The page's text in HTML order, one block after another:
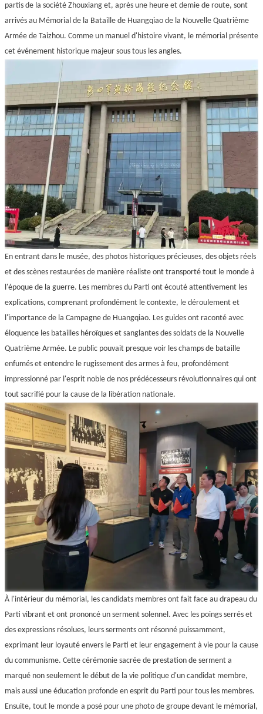
partis de la société Zhouxiang et, après une heure et demie de route, sont
arrivés au Mémorial de la Bataille de Huangqiao de la Nouvelle Quatrième
Armée de Taizhou. Comme un manuel d'histoire vivant, le mémorial présente
cet événement historique majeur sous tous les angles.
En entrant dans le musée, des photos historiques précieuses, des objets réels
et des scènes restaurées de manière réaliste ont transporté tout le monde à
l'époque de la guerre. Les membres du Parti ont écouté attentivement les
explications, comprenant profondément le contexte, le déroulement et
l'importance de la Campagne de Huangqiao. Les guides ont raconté avec
éloquence les batailles héroïques et sanglantes des soldats de la Nouvelle
Quatrième Armée. Le public pouvait presque voir les champs de bataille
enfumés et entendre le rugissement des armes à feu, profondément
impressionné par l'esprit noble de nos prédécesseurs révolutionnaires qui ont
tout sacrifié pour la cause de la libération nationale.
À l'intérieur du mémorial, les candidats membres ont fait face au drapeau du
Parti vibrant et ont prononcé un serment solennel. Avec les poings serrés et
des expressions résolues, leurs serments ont résonné puissamment,
exprimant leur loyauté envers le Parti et leur engagement à vie pour la cause
du communisme. Cette cérémonie sacrée de prestation de serment a
marqué non seulement le début de la vie politique d'un candidat membre,
mais aussi une éducation profonde en esprit du Parti pour tous les membres.
Ensuite, tout le monde a posé pour une photo de groupe devant le mémorial,